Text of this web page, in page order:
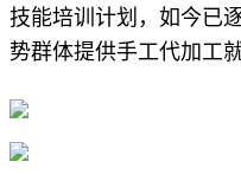
技能培训计划，如今已
势群体提供手工代加工